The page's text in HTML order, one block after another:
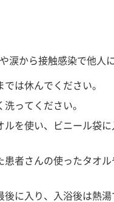
涙から接触感染で他人
は休んでください。
ってください。
を使い、ビニール袋
者さんの使ったタオ
に入り、入浴後は熱湯